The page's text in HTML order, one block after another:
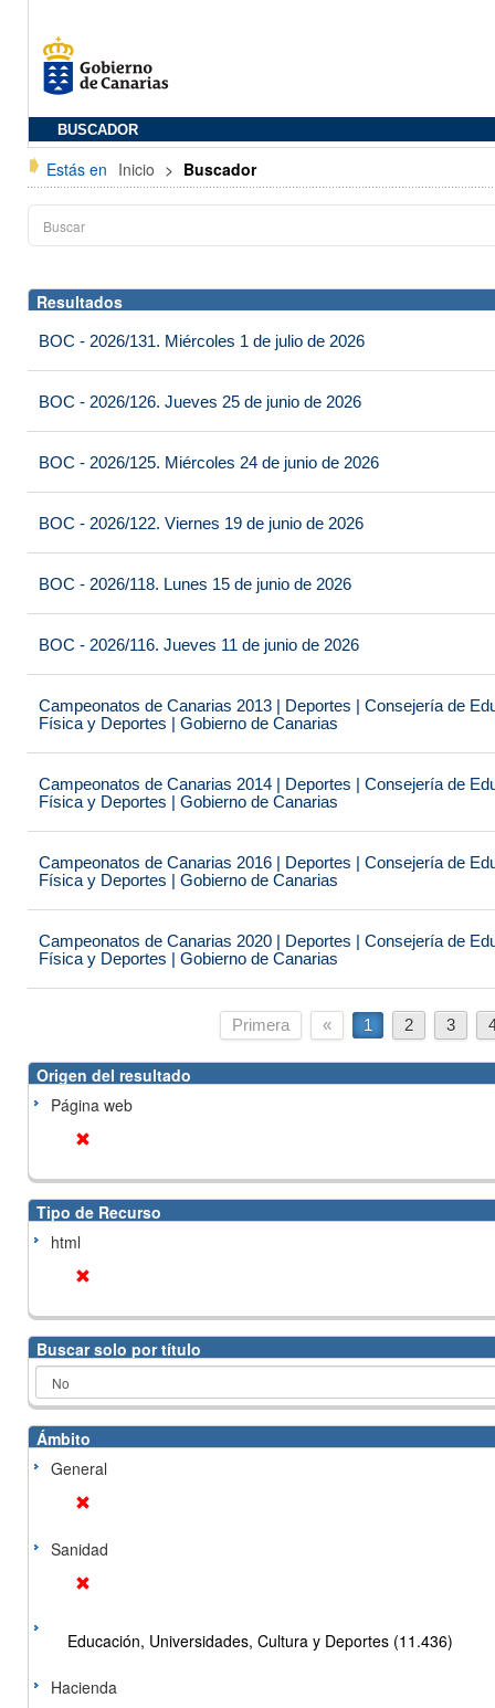
BUSCADOR
Estás en Inicio > Buscador
Resultados
BOC - 2026/131. Miércoles 1 de julio de 2026
BOC - 2026/126. Jueves 25 de junio de 2026
BOC - 2026/125. Miércoles 24 de junio de 2026
BOC - 2026/122. Viernes 19 de junio de 2026
BOC - 2026/118. Lunes 15 de junio de 2026
BOC - 2026/116. Jueves 11 de junio de 2026
Campeonatos de Canarias 2013 | Deportes | Consejería de
Física y Deportes | Gobierno de Canarias
Campeonatos de Canarias 2014 | Deportes | Consejería de
Física y Deportes | Gobierno de Canarias
Campeonatos de Canarias 2016 | Deportes | Consejería de
Física y Deportes | Gobierno de Canarias
Campeonatos de Canarias 2020 | Deportes | Consejería de
Física y Deportes | Gobierno de Canarias
Primera « 1 2 3
Origen del resultado
Página web
Tipo de Recurso
html
Buscar solo por título
Ámbito
General
Sanidad
Educación, Universidades, Cultura y Deportes (11.436)
Hacienda